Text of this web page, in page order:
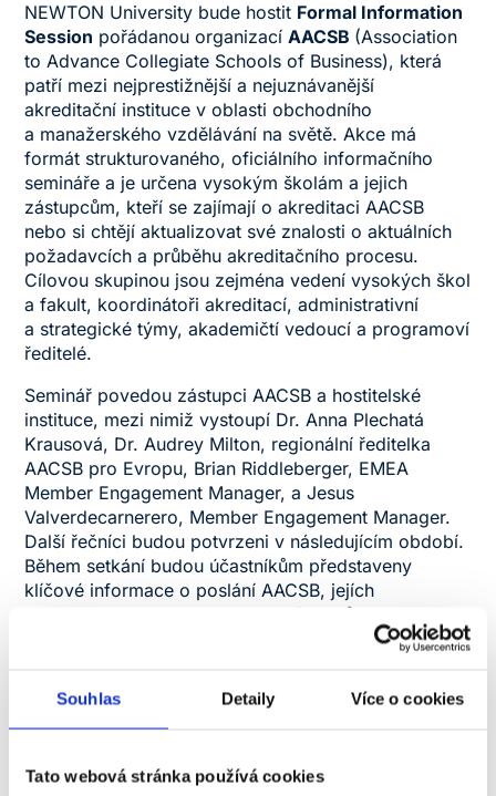
Souhlas Detaily Více o cookies
Tato webová stránka používá cookies
NEWTON University bude hostit Formal Information
Session pořádanou organizacíAACSB (Association
to Advance Collegiate Schools of Business), která
patří mezi nejprestižnější a nejuznávanější
akreditační instituce v oblasti obchodního
a manažerského vzdělávání na světě. Akce má
formát strukturovaného, oficiálního informačního
semináře a je určena vysokým školám a jejich
zástupcům, kteří se zajímají o akreditaci AACSB
nebo si chtějí aktualizovat své znalosti o aktuálních
požadavcích a průběhu akreditačního procesu.
Cílovou skupinou jsou zejména vedení vysokých škol
a fakult, koordinátoři akreditací, administrativní
a strategické týmy, akademičtí vedoucí a programoví
ředitelé.
Seminář povedou zástupci AACSB a hostitelské
instituce, mezi nimiž vystoupí Dr. Anna Plechatá
Krausová, Dr. Audrey Milton, regionální ředitelka
AACSB pro Evropu, Brian Riddleberger, EMEA
Member Engagement Manager, a Jesus
Valverdecarnerero, Member Engagement Manager.
Další řečníci budou potvrzeni v následujícím období.
Během setkání budou účastníkům představeny
klíčové informace o poslání AACSB, jejích
standardech kvality a o tom, jakým způsobem
akreditace přispívá ke zvyšování úrovně výuky,
založena v roce 1916 ve Spojených státech
amerických, sídlí v Tampě na Floridě a působí jako
mezinárodní nezisková organizace s globálním
než 900 škol ve více než 100 zemích světa a její